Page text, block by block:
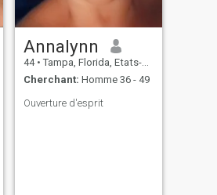
Annalynn
44 • Tampa, Florida, Etats-Unis
Cherchant: Homme 36 - 49
Ouverture d'esprit